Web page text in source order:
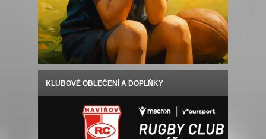
KLUBOVÉ OBLEČENÍ A DOPLŇKY